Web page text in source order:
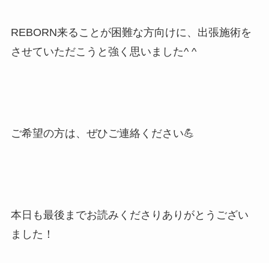
REBORN来ることが困難な方向けに、出張施術を
させていただこうと強く思いました^ ^
ご希望の方は、ぜひご連絡ください💪
本日も最後までお読みくださりありがとうござい
ました！